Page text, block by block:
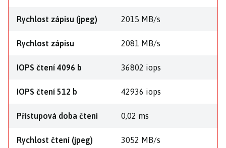
Rychlost zápisu (jpeg) 2015 MB/s
Rychlost zápisu 2081 MB/s
IOPS čtení 4096 b 36802 iops
IOPS čtení 512 b 42936 iops
Přístupová doba čtení 0,02 ms
Rychlost čtení (jpeg) 3052 MB/s